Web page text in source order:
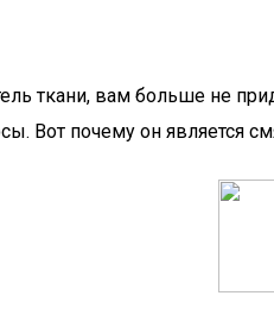
ткани, вам больше не
Вот почему он является